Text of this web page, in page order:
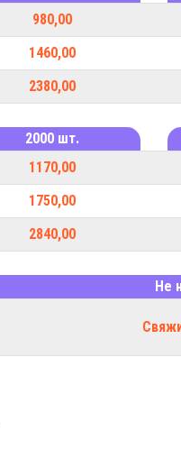
980,00
1460,00
2380,00
2000 шт.
1170,00
1750,00
2840,00
Не